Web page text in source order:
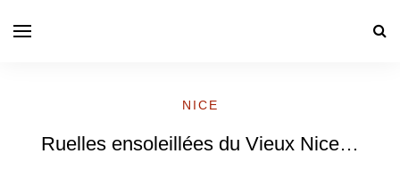
NICE
Ruelles ensoleillées du Vieux Nice…